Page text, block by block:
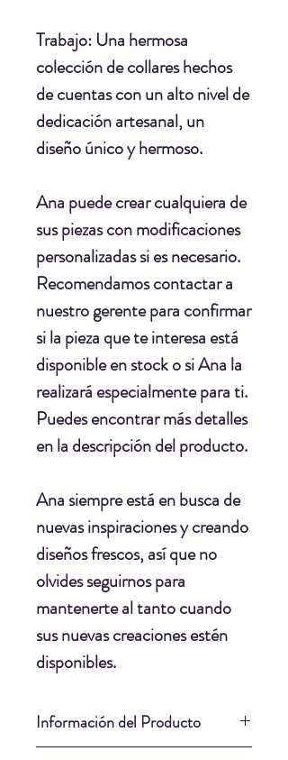
Trabajo: Una hermosa
colección de collares hechos
de cuentas con un alto nivel de
dedicación artesanal, un
diseño único y hermoso.
Ana puede crear cualquiera de
sus piezas con modificaciones
personalizadas si es necesario.
Recomendamos contactar a
nuestro gerente para confirmar
si la pieza que te interesa está
disponible en stock o si Ana la
realizará especialmente para ti.
Puedes encontrar más detalles
en la descripción del producto.
Ana siempre está en busca de
nuevas inspiraciones y creando
diseños frescos, así que no
olvides seguirnos para
mantenerte al tanto cuando
sus nuevas creaciones estén
disponibles.
Información del Producto